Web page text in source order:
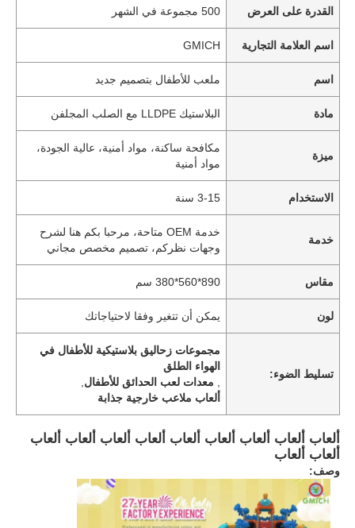
القدرة على العرض 500 مجموعة في الشهر
اسم العلامة التجارية GMICH
اسم ملعب للأطفال بتصميم جديد
مادة البلاستيك LLDPE مع الصلب المجلفن
ميزة
مكافحة ساكنة، مواد أمنية، عالية الجودة،
مواد أمنية
الاستخدام 3-15 سنة
خدمة
خدمة OEM متاحة، مرحبا بكم هنا لشرح
وجهات نظركم، تصميم مخصص مجاني
مقاس 890*560*380 سم
لون يمكن أن تتغير وفقا لاحتياجاتك
تسليط الضوء:
مجموعات زحاليق بلاستيكية للأطفال في
الهواء الطلق
معدات لعب الحدائق للأطفال
ألعاب ملاعب خارجية جذابة
ألعاب ألعاب ألعاب ألعاب ألعاب ألعاب ألعاب ألعاب ألعاب
ألعاب ألعاب
وصف: